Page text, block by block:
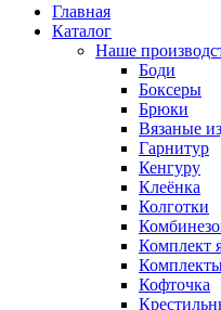
Главная
Каталог
Наше
Боди
Боксеры
Брюки
Вязаные
Гарнитур
Кенгуру
Клеёнка
Колготки
Комплект
Кофточка